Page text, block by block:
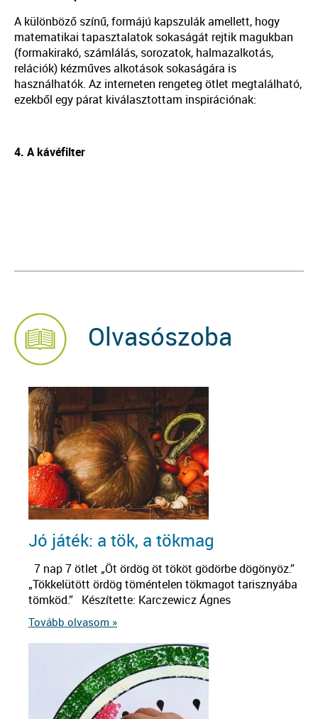
A különböző színű, formájú kapszulák amellett, hogy
matematikai tapasztalatok sokaságát rejtik magukban
(formakirakó, számlálás, sorozatok, halmazalkotás,
relációk) kézműves alkotások sokaságára is
használhatók. Az interneten rengeteg ötlet megtalálható,
ezekből egy párat kiválasztottam inspirációnak:
4. A kávéfilter
Olvasószoba
Jó játék: a tök, a tökmag
7 nap 7 ötlet „Öt ördög öt tököt gödörbe dögönyöz.”
„Tökkelütött ördög töméntelen tökmagot tarisznyába
tömköd.” Készítette: Karczewicz Ágnes
Tovább olvasom »